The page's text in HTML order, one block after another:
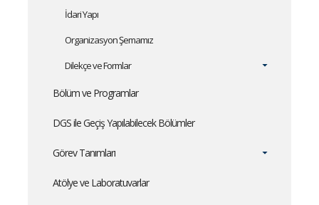
İdari Yapı
Organizasyon Şemamız
Dilekçe ve Formlar
Bölüm ve Programlar
DGS ile Geçiş Yapılabilecek Bölümler
Görev Tanımları
Atölye ve Laboratuvarlar